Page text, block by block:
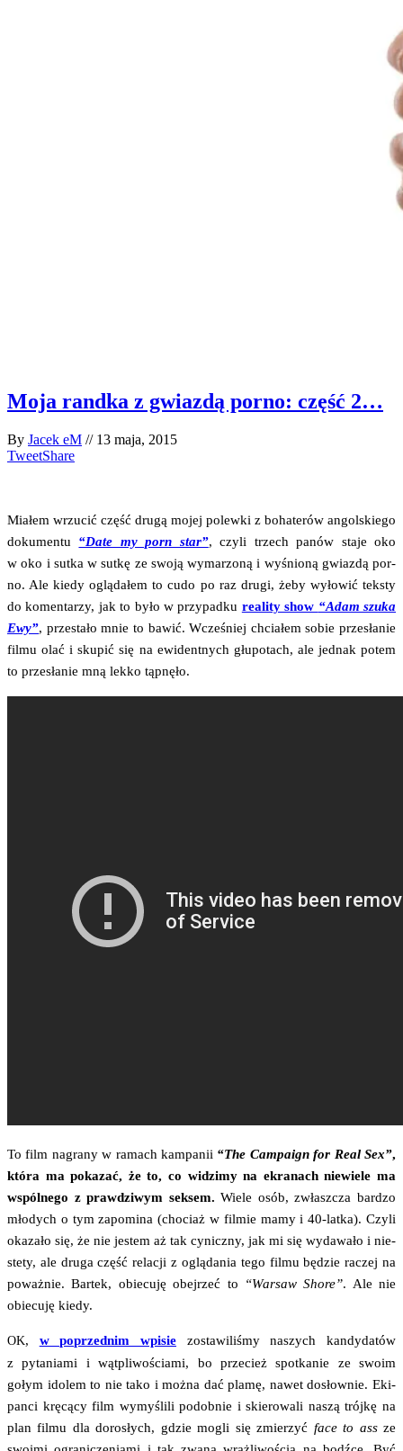
Moja randka z gwiazdą porno: część 2…
By Jacek eM // 13 maja, 2015
TweetShare
Mia­łem wrzu­cić część dru­gą mojej polew­ki z boha­te­rów angol­skie­go
doku­men­tu “Date my porn star”, czy­li trzech panów sta­je oko
w oko i sut­ka w sut­kę ze swo­ją wyma­rzo­ną i wyśnio­ną gwiaz­dą por­
no. Ale kie­dy oglą­da­łem to cudo po raz dru­gi, żeby wyło­wić tek­sty
do komen­ta­rzy, jak to było w przy­pad­ku reali­ty show “Adam szu­ka
Ewy”, prze­sta­ło mnie to bawić. Wcze­śniej chcia­łem sobie prze­sła­nie
fil­mu olać i sku­pić się na ewi­dent­nych głu­po­tach, ale jed­nak potem
to prze­sła­nie mną lek­ko tąpnęło.
To film nagra­ny w ramach kam­pa­nii “The Cam­pa­ign for Real Sex”,
któ­ra ma poka­zać, że to, co widzi­my na ekra­nach nie­wie­le ma
wspól­ne­go z praw­dzi­wym sek­sem. Wie­le osób, zwłasz­cza bar­dzo
mło­dych o tym zapo­mi­na (cho­ciaż w fil­mie mamy i 40-lat­ka). Czy­li
oka­za­ło się, że nie jestem aż tak cynicz­ny, jak mi się wyda­wa­ło i nie­
ste­ty, ale dru­ga część rela­cji z oglą­da­nia tego fil­mu będzie raczej na
poważ­nie. Bar­tek, obie­cu­ję obej­rzeć to
“War­saw Sho­re”. Ale nie
obie­cu­ję kiedy.
OK, w poprzed­nim wpi­sie zosta­wi­li­śmy naszych kan­dy­da­tów
z pyta­nia­mi i wąt­pli­wo­ścia­mi, bo prze­cież spo­tka­nie ze swo­im
gołym ido­lem to nie tako i moż­na dać pla­mę, nawet dosłow­nie. Eki­
pan­ci krę­cą­cy film wymy­śli­li podob­nie i skie­ro­wa­li naszą trój­kę na
plan fil­mu dla doro­słych, gdzie mogli się zmie­rzyć face to assze